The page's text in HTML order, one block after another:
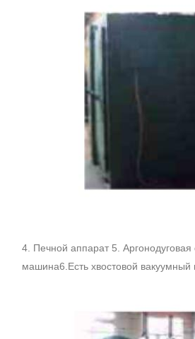
4. Печной аппарат 5. Аргонодуговая
машина6.Есть хвостовой вакуумный